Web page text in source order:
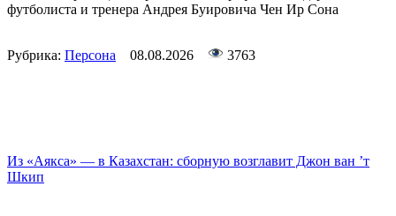
футболиста и тренера Андрея Буировича Чен Ир Сона
Рубрика: Персона 08.08.2026 3763
Из «Аякса» — в Казахстан: сборную возглавит Джон ван ’т
Шкип